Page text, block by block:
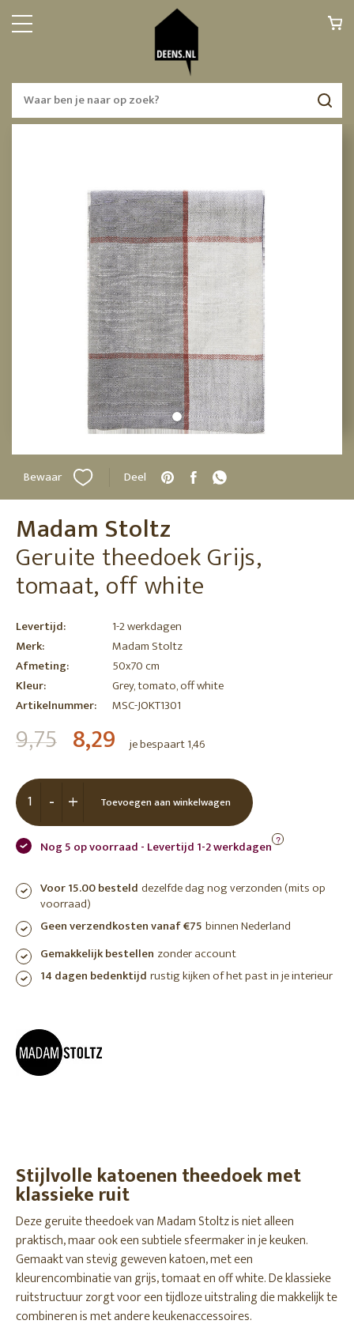
Bewaar Deel
Madam Stoltz
Geruite theedoek Grijs,
tomaat, off white
Levertijd:
1-2 werkdagen
Merk:
Madam Stoltz
Afmeting:
50x70 cm
Kleur:
Grey, tomato, off white
Artikelnummer:
MSC-JOKT1301
9,75 8,29 je bespaart 1,46
+
- Toevoegen aan winkelwagen
Nog 5 op voorraad - Levertijd 1-2 werkdagen ?
Voor 15.00 besteld dezelfde dag nog verzonden (mits op
voorraad)
Geen verzendkosten vanaf €75 binnen Nederland
Gemakkelijk bestellen zonder account
14 dagen bedenktijd rustig kijken of het past in je interieur
Stijlvolle katoenen theedoek met
klassieke ruit
Deze geruite theedoek van Madam Stoltz is niet alleen
praktisch, maar ook een subtiele sfeermaker in je keuken.
Gemaakt van stevig geweven katoen, met een
kleurencombinatie van grijs, tomaat en off white. De klassieke
ruitstructuur zorgt voor een tijdloze uitstraling die makkelijk te
combineren is met andere keukenaccessoires.